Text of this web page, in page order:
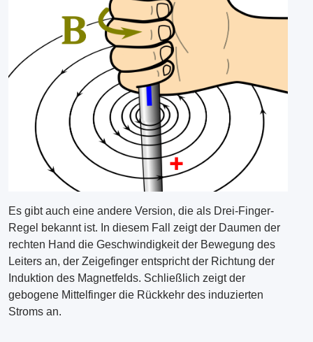
Es gibt auch eine andere Version, die als Drei-Finger-
Regel bekannt ist. In diesem Fall zeigt der Daumen der
rechten Hand die Geschwindigkeit der Bewegung des
Leiters an, der Zeigefinger entspricht der Richtung der
Induktion des Magnetfelds. Schließlich zeigt der
gebogene Mittelfinger die Rückkehr des induzierten
Stroms an.